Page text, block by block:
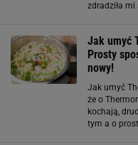
zdradziła
Jak umyć
Prosty
nowy!
Jak umyć
że o
kochają,
tym a o